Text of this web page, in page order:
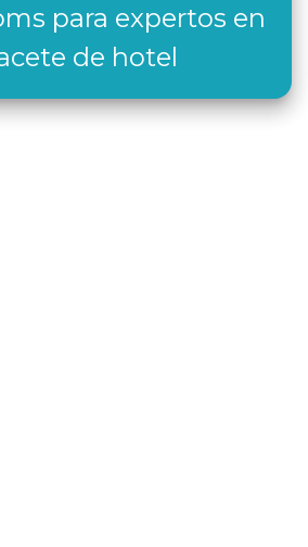
para expertos en
de hotel